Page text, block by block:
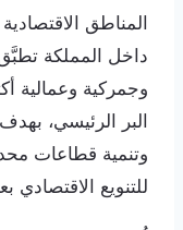
المناطق
داخل المملكة
وجمركية وعمالية
البر الرئيسي،
للتنويع الاقتصادي